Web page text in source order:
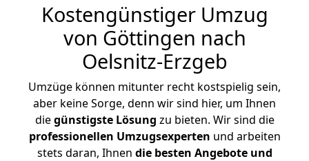
Kostengünstiger Umzug
von Göttingen nach
Oelsnitz-Erzgeb
Umzüge können mitunter recht kostspielig sein,
aber keine Sorge, denn wir sind hier, um Ihnen
diegünstigste Lösung zu bieten. Wir sind die
professionellen Umzugsexperten und arbeiten
stets daran, Ihnen die besten Angebote und